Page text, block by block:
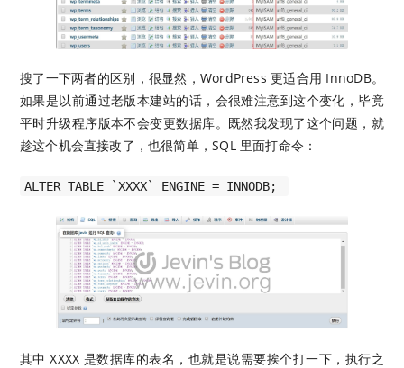
搜了一下两者的区别，很显然，WordPress 更适合用 InnoDB。
如果是以前通过老版本建站的话，会很难注意到这个变化，毕竟
平时升级程序版本不会变更数据库。既然我发现了这个问题，就
趁这个机会直接改了，也很简单，SQL 里面打命令：
ALTER TABLE `XXXX` ENGINE = INNODB;
其中 XXXX 是数据库的表名，也就是说需要挨个打一下，执行之